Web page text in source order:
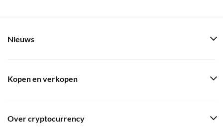
Nieuws
Kopen en verkopen
Over cryptocurrency